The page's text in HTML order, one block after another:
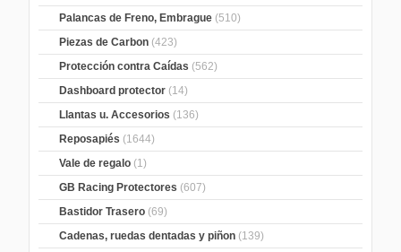
Palancas de Freno, Embrague (510)
Piezas de Carbon (423)
Protección contra Caídas (562)
Dashboard protector (14)
Llantas u. Accesorios (136)
Reposapiés (1644)
Vale de regalo (1)
GB Racing Protectores (607)
Bastidor Trasero (69)
Cadenas, ruedas dentadas y piñon (139)